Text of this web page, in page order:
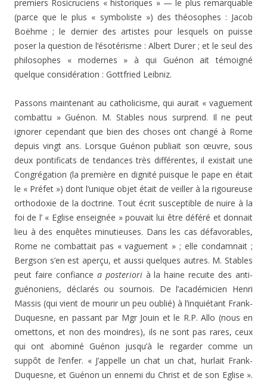
premiers Rosicruciens « historiques » — le plus remarquable
(parce que le plus « symboliste ») des théosophes : Jacob
Boëhme ; le der­nier des artistes pour lesquels on puisse
poser la question de l’ésotérisme : Albert Durer ; et le seul des
philosophes « modernes » à qui Guénon ait témoigné
quelque consi­dération : Gottfried Leibniz.
Passons maintenant au catholicisme, qui aurait « vague­ment
combattu » Guénon. M. Stables nous surprend. Il ne peut
ignorer cependant que bien des choses ont changé à Rome
depuis vingt ans. Lorsque Guénon publiait son œuvre, sous
deux pontificats de tendances très différentes, il existait une
Congrégation (la première en dignité puis­que le pape en était
le « Préfet ») dont l’unique objet était de veiller à la rigoureuse
orthodoxie de la doctrine. Tout écrit susceptible de nuire à la
foi de l’ « Eglise en­seignée » pouvait lui être déféré et donnait
lieu à des en­quêtes minutieuses. Dans les cas défavorables,
Rome ne combattait pas « vaguement » ; elle condamnait ;
Berg­son s’en est aperçu, et aussi quelques autres. M. Stables
peut faire confiance a posteriorià la haine recuite des anti-
guénoniens, déclarés ou sournois. De l’académicien Henri
Massis (qui vient de mourir un peu oublié) à l’in­quiétant Frank-
Duquesne, en passant par Mgr Jouin et le R.P. Allo (nous en
omettons, et non des moindres), ils ne sont pas rares, ceux
qui ont abominé Guénon jusqu’à le regarder comme un
suppôt de l’enfer. « J’appelle un chat un chat, hurlait Frank-
Duquesne, et Guénon un ennemi du Christ et de son Eglise ».